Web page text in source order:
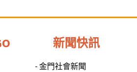
新聞快訊
- 金門社會新聞